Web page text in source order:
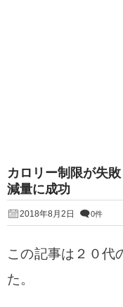
カロリー制限が失
減量に成功
2018年8月2日 0件
この記事は２０代
た。